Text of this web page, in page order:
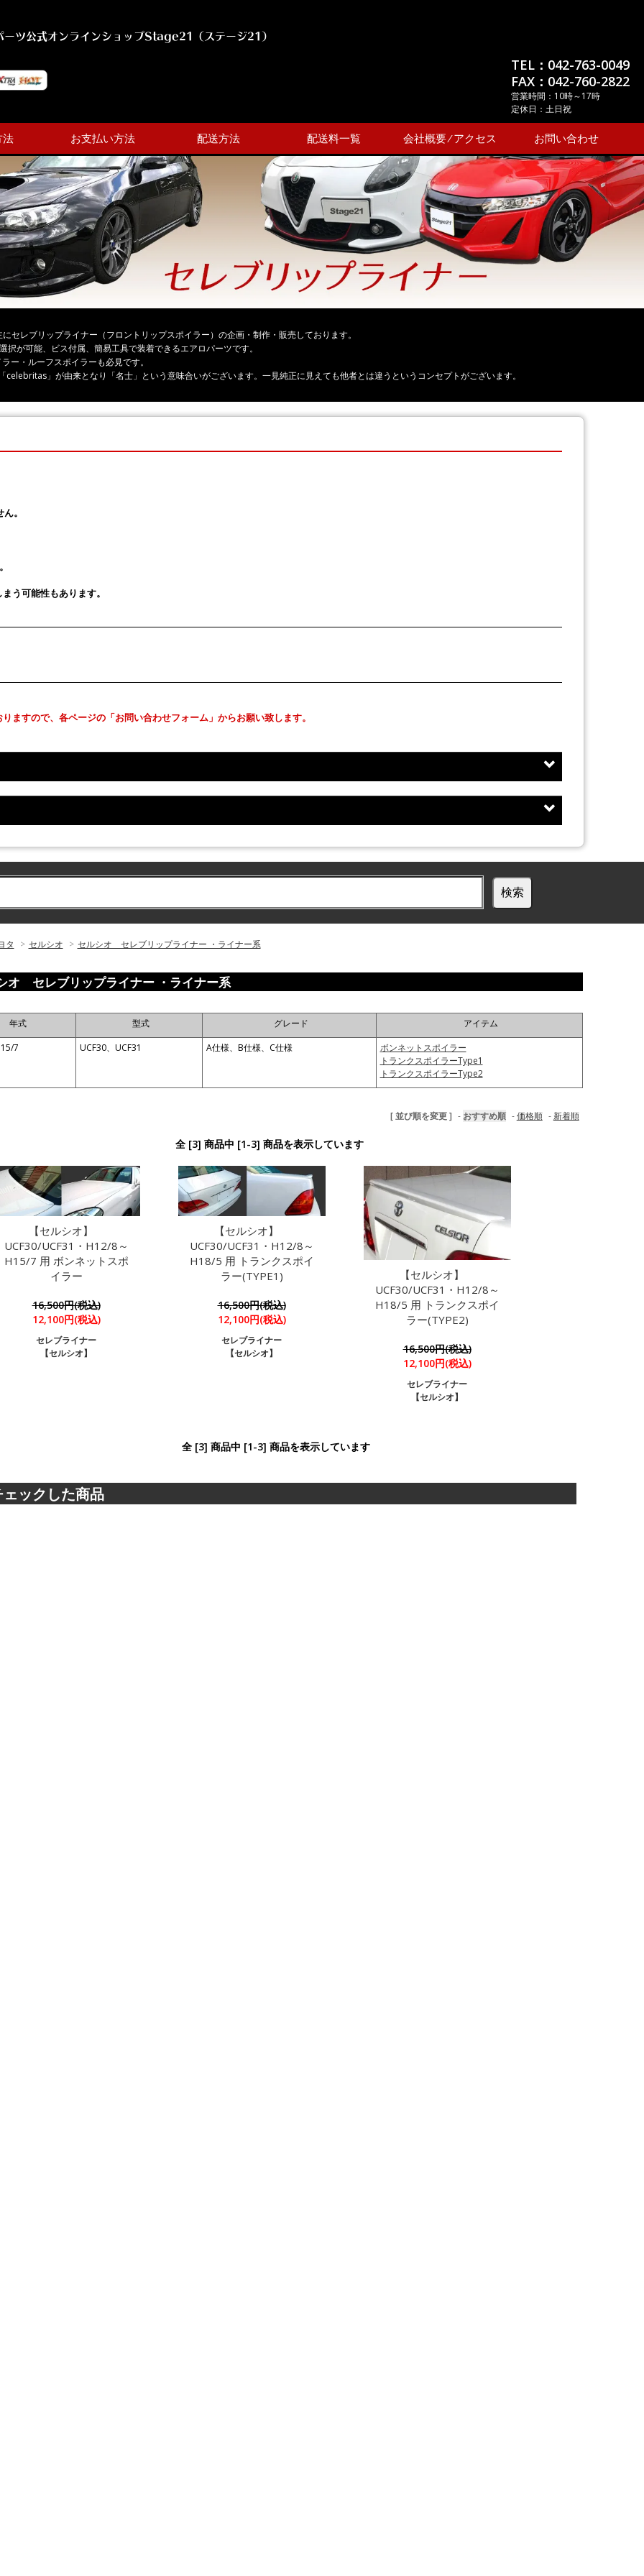
ツ公式オンラインショップStage21（ステージ21）
TEL：042-763-0049
FAX：042-760-2822
営業時間：10時～17時
定休日：土日祝
法 お支払い方法 配送方法 配送料一覧 会社概要 ⁄ アクセス お問い合わせ
レブリップライナー（フロントリップスポイラー）の企画・制作・販売しております。
が可能、ビス付属、簡易工具で装着できるエアロパーツです。
ー・ルーフスポイラーも必見です。
」が由来となり「名士」という意味合いがございます。一見純正に見えても他者とは違うというコンセプトがございます。
。
う可能性もあります。
ますので、各ページの「お問い合わせフォーム」からお願い致します。
タ > セルシオ > セルシオ セレブリップライナー ・ライナー系
オ セレブリップライナー ・ライナー系
年式 型式 グレード
アイテム
7
UCF30、UCF31 A仕様、B仕様、C仕様
ボンネットスポイラー
トランクスポイラーType1
トランクスポイラーType2
[ 並び順を変更 ] - おすすめ順 -価格順 -新着順
全 [3] 商品中 [1-3] 商品を表示しています
【セルシオ】
UCF30/UCF31・H12/8～
H15/7 用 ボンネットスポ
イラー
16,500円(税込)
12,100円(税込)
セレブライナー
【セルシオ】
【セルシオ】
UCF30/UCF31・H12/8～
H18/5 用 トランクスポイ
ラー(TYPE1)
16,500円(税込)
12,100円(税込)
セレブライナー
【セルシオ】
【セルシオ】
UCF30/UCF31・H12/8～
H18/5 用 トランクスポイ
ラー(TYPE2)
16,500円(税込)
12,100円(税込)
セレブライナー
【セルシオ】
全 [3] 商品中 [1-3] 商品を表示しています
ックした商品